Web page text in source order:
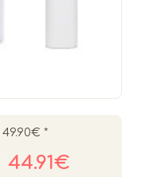
49.90€ *
44.91€